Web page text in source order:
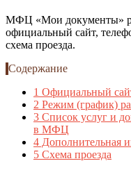
МФЦ «Мои документы»
официальный сайт,
схема проезда.
Содержание
1 Официальный
2 Режим (график)
3 Список услуг и
в МФЦ
4 Дополнительная
5 Схема проезда